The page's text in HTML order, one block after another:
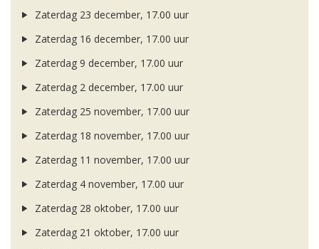
Zaterdag 23 december, 17.00 uur
Zaterdag 16 december, 17.00 uur
Zaterdag 9 december, 17.00 uur
Zaterdag 2 december, 17.00 uur
Zaterdag 25 november, 17.00 uur
Zaterdag 18 november, 17.00 uur
Zaterdag 11 november, 17.00 uur
Zaterdag 4 november, 17.00 uur
Zaterdag 28 oktober, 17.00 uur
Zaterdag 21 oktober, 17.00 uur